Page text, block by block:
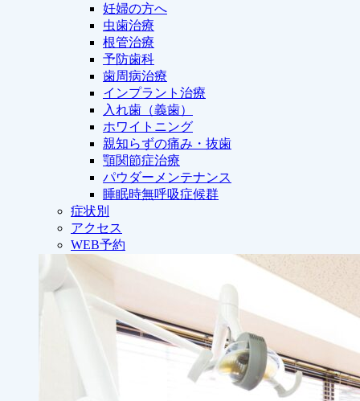
妊婦の方へ
虫歯治療
根管治療
予防歯科
歯周病治療
インプラント治療
入れ歯（義歯）
ホワイトニング
親知らずの痛み・抜歯
顎関節症治療
パウダーメンテナンス
睡眠時無呼吸症候群
症状別
アクセス
WEB予約